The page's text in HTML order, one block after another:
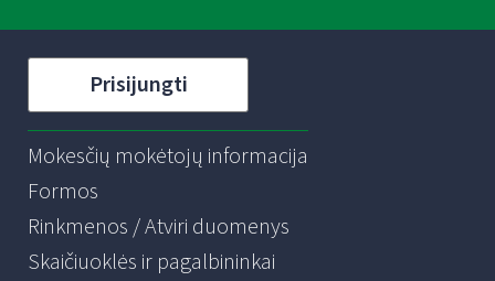
Prisijungti
Mokesčių mokėtojų informacija
Formos
Rinkmenos / Atviri duomenys
Skaičiuoklės ir pagalbininkai